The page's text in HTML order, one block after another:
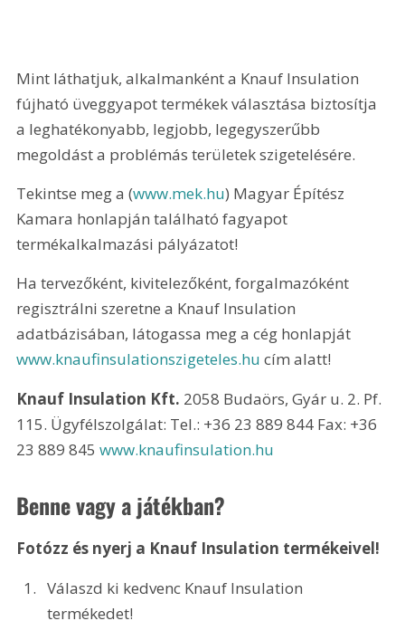
Mint láthatjuk, alkalmanként a Knauf Insulation
fújható üveggyapot termékek választása biztosítja
a leghatékonyabb, legjobb, legegyszerűbb
megoldást a problémás területek szigetelésére.
Tekintse meg a (www.mek.hu) Magyar Építész
Kamara honlapján található fagyapot
termékalkalmazási pályázatot!
Ha tervezőként, kivitelezőként, forgalmazóként
regisztrálni szeretne a Knauf Insulation
adatbázisában, látogassa meg a cég honlapját
www.knaufinsulationszigeteles.hu cím alatt!
Knauf Insulation Kft. 2058 Budaörs, Gyár u. 2. Pf.
115. Ügyfélszolgálat: Tel.: +36 23 889 844 Fax: +36
23 889 845 www.knaufinsulation.hu
Benne vagy a játékban?
Fotózz és nyerj a Knauf Insulation termékeivel!
Válaszd ki kedvenc Knauf Insulation
termékedet!